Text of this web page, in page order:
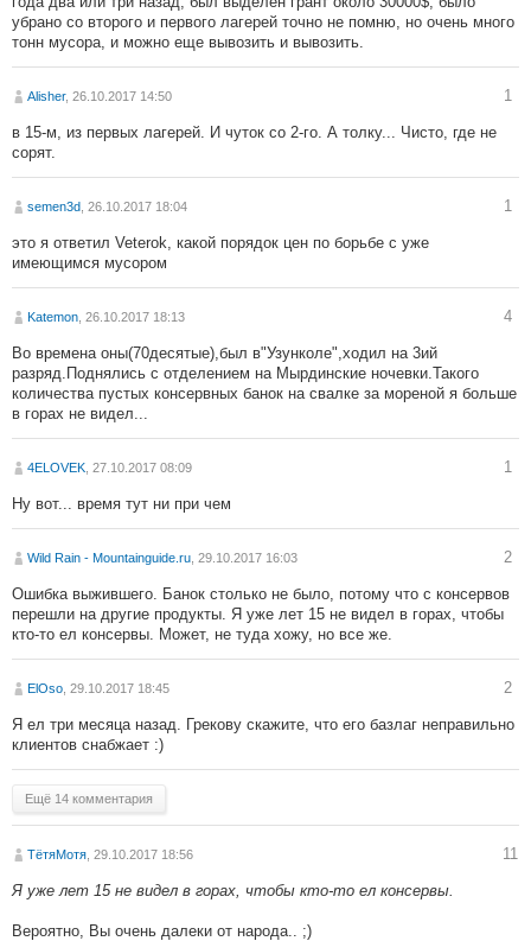
убрано со второго и первого лагерей точно не помню, но очень много
тонн мусора, и можно еще вывозить и вывозить.
Alisher, 26.10.2017 14:50 1
в 15-м, из первых лагерей. И чуток со 2-го. А толку... Чисто, где не
сорят.
semen3d , 26.10.2017 18:04 1
это я ответил Veterok, какой порядок цен по борьбе с уже
имеющимся мусором
Katemon , 26.10.2017 18:13 4
Во времена оны(70десятые),был в"Узунколе",ходил на 3ий
разряд.Поднялись с отделением на Мырдинские ночевки.Такого
количества пустых консервных банок на свалке за мореной я больше
в горах не видел...
4ELOVEK , 27.10.2017 08:09 1
Ну вот... время тут ни при чем
Wild Rain - Mountainguide.ru , 29.10.2017 16:03 2
Ошибка выжившего. Банок столько не было, потому что с консервов
перешли на другие продукты. Я уже лет 15 не видел в горах, чтобы
кто-то ел консервы. Может, не туда хожу, но все же.
ElOso , 29.10.2017 18:45 2
Я ел три месяца назад. Грекову скажите, что его базлаг неправильно
клиентов снабжает :)
Ещё 14 комментария
ТётяМотя , 29.10.2017 18:56 11
Я уже лет 15 не видел в горах, чтобы кто-то ел консервы.
Вероятно, Вы очень далеки от народа.. ;)